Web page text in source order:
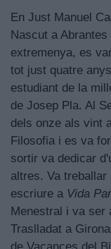
En Just Manuel
Nascut a
extremenya, es
tot just quatre
estudiant de la
de Josep Pla. Al
dels onze als vint
Filosofia i es va
sortir va dedicar
altres. Va treballar
escriure a Vida
Menestral i va ser
Traslladat a
de Vacances del